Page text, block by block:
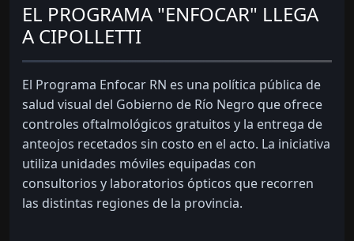
EL PROGRAMA "ENFOCAR" LLEGA
A CIPOLLETTI
El Programa Enfocar RN es una política pública de
salud visual del Gobierno de Río Negro que ofrece
controles oftalmológicos gratuitos y la entrega de
anteojos recetados sin costo en el acto. La iniciativa
utiliza unidades móviles equipadas con
consultorios y laboratorios ópticos que recorren
las distintas regiones de la provincia.